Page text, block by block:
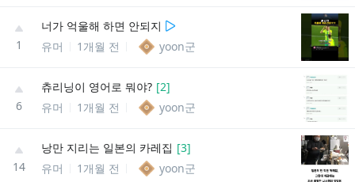
1
너가 억울해 하면 안되지
유머
1개월 전 yoon군
6
츄리닝이 영어로 뭐야? [2]
유머
1개월 전 yoon군
14
낭만 지리는 일본의 카레집 [3]
유머
1개월 전 yoon군